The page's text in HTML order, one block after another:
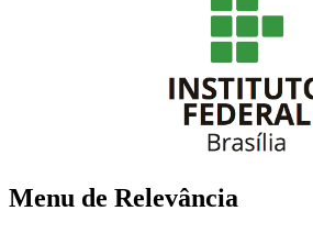
Menu de Relevância